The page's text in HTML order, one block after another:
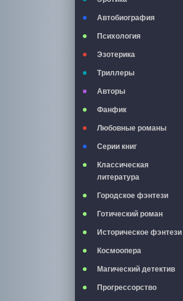
Автобиография
Психология
Эзотерика
Триллеры
Авторы
Фанфик
Любовные романы
Серии книг
Классическая
литература
Городское фэнтези
Готический роман
Историческое фэнтези
Космоопера
Магический детектив
Прогрессорство